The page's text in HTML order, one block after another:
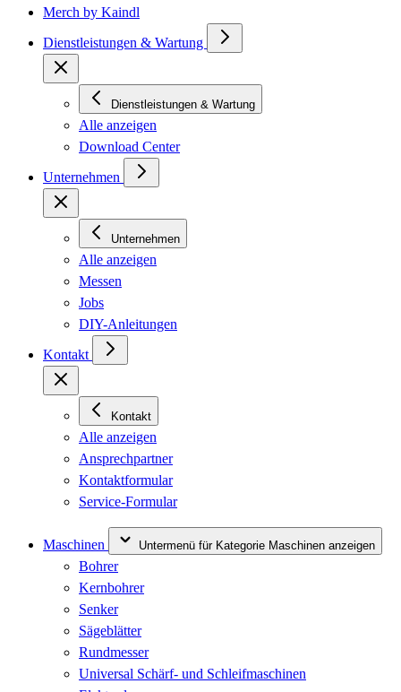
Merch by Kaindl
Dienstleistungen & Wartung
Dienstleistungen & Wartung
Alle anzeigen
Download Center
Unternehmen
Unternehmen
Alle anzeigen
Messen
Jobs
DIY-Anleitungen
Kontakt
Kontakt
Alle anzeigen
Ansprechpartner
Kontaktformular
Service-Formular
Maschinen Untermenü für Kategorie Maschinen anzeigen
Bohrer
Kernbohrer
Senker
Sägeblätter
Rundmesser
Universal Schärf- und Schleifmaschinen